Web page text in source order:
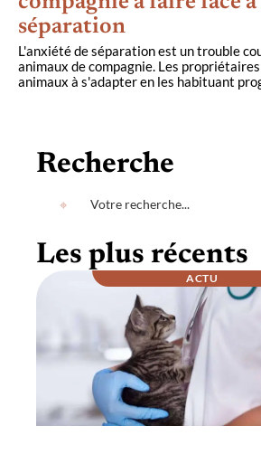
séparation
L'anxiété de séparation est un trouble
animaux de compagnie. Les
animaux à s'adapter en les habituant
Recherche
Les plus récents
ACTU